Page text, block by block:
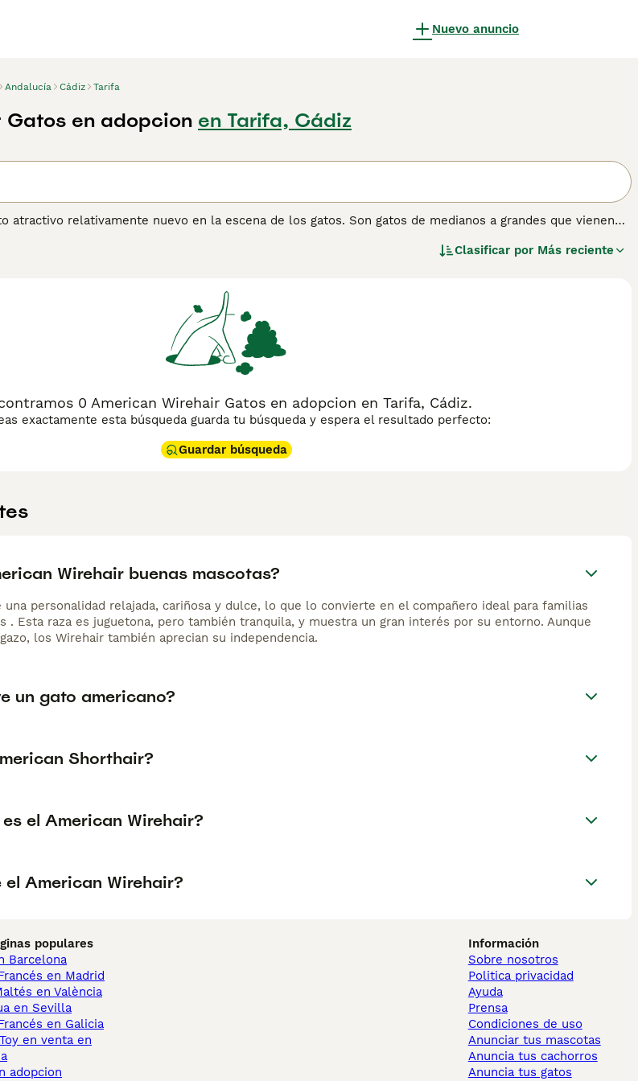
Nuevo anuncio
Andalucía Cádiz Tarifa
en adopcion en Tarifa, Cádiz
atractivo relativamente nuevo en la escena de los gatos. Son gatos de medianos a grandes que vienen
adorable. Su pelaje es una mutación natural que hace que el pelaje parezca arrugado y fibroso.
American Wirehair para obtener información sobre esta raza de gato.
Clasificar por Más reciente
0 American Wirehair Gatos en adopcion en Tarifa, Cádiz.
exactamente esta búsqueda guarda tu búsqueda y espera el resultado perfecto:
Guardar búsqueda
Wirehair buenas mascotas?
una personalidad relajada, cariñosa y dulce, lo que lo convierte en el compañero ideal para familias
. Esta raza es juguetona, pero también tranquila, y muestra un gran interés por su entorno. Aunque
los Wirehair también aprecian su independencia.
un gato americano?
Shorthair?
el American Wirehair?
American Wirehair?
populares
Barcelona
en Madrid
en València
en Sevilla
en Galicia
en venta en
adopcion
Información
Sobre nosotros
Politica privacidad
Ayuda
Prensa
Condiciones de uso
Anunciar tus mascotas
Anuncia tus cachorros
Anuncia tus gatos